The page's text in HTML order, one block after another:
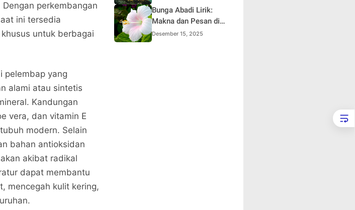
perkembangan
ini tersedia
untuk berbagai
pelembap yang
alami atau sintetis
Kandungan
vera, dan vitamin E
modern. Selain
bahan antioksidan
akibat radikal
dapat membantu
mencegah kulit kering,
Bunga Abadi Lirik:
Makna dan Pesan di
Balik Lagu Populer
Desember 15, 2025